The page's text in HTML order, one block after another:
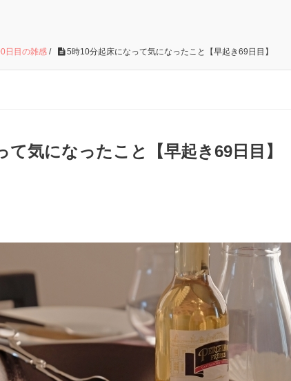
日目の雑感 / 5時10分起床になって気になったこと【早起き69日目】
て気になったこと【早起き69日目】